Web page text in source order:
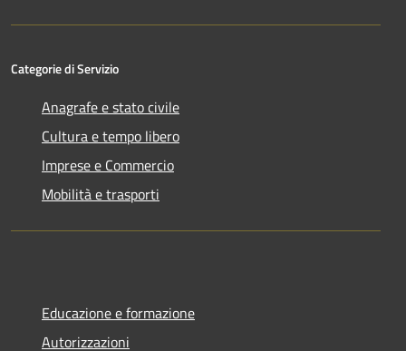
Categorie di Servizio
Anagrafe e stato civile
Cultura e tempo libero
Imprese e Commercio
Mobilità e trasporti
Educazione e formazione
Autorizzazioni